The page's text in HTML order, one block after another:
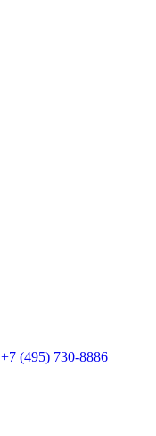
+7 (495) 730-8886